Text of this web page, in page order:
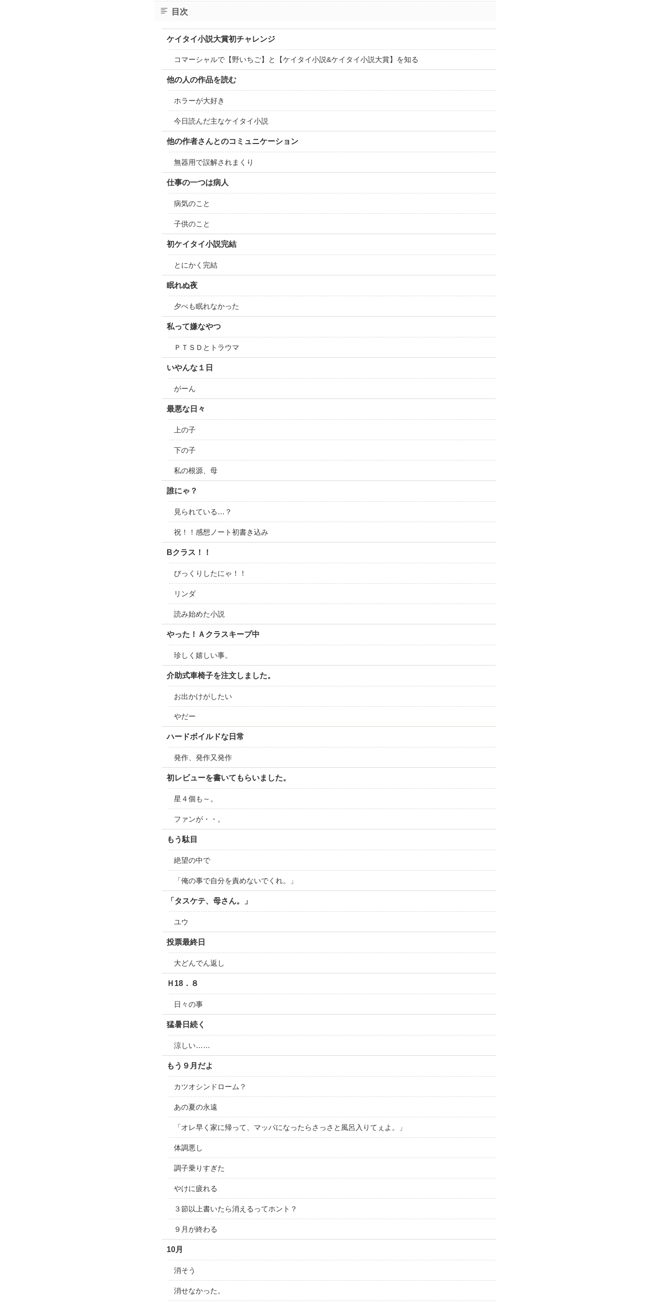
目次
ケイタイ小説大賞初チャレンジ
コマーシャルで【野いちご】と【ケイタイ小説&ケイタイ小説大賞】を知る
他の人の作品を読む
ホラーが大好き
今日読んだ主なケイタイ小説
他の作者さんとのコミュニケーション
無器用で誤解されまくり
仕事の一つは病人
病気のこと
子供のこと
初ケイタイ小説完結
とにかく完結
眠れぬ夜
夕べも眠れなかった
私って嫌なやつ
ＰＴＳＤとトラウマ
いやんな１日
がーん
最悪な日々
上の子
下の子
私の根源、母
誰にゃ？
見られている…？
祝！！感想ノート初書き込み
Bクラス！！
びっくりしたにゃ！！
リンダ
読み始めた小説
やった！Ａクラスキープ中
珍しく嬉しい事。
介助式車椅子を注文しました。
お出かけがしたい
やだー
ハードボイルドな日常
発作、発作又発作
初レビューを書いてもらいました。
星４個も～。
ファンが・・。
もう駄目
絶望の中で
「俺の事で自分を責めないでくれ。」
「タスケテ、母さん。」
ユウ
投票最終日
大どんでん返し
Ｈ18．８
日々の事
猛暑日続く
涼しい……
もう９月だよ
カツオシンドローム？
あの夏の永遠
「オレ早く家に帰って、マッパになったらさっさと風呂入りてぇよ。」
体調悪し
調子乗りすぎた
やけに疲れる
３節以上書いたら消えるってホント？
９月が終わる
10月
消そう
消せなかった。